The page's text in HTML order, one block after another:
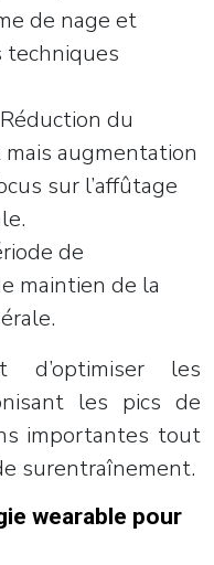
de nage et
techniques
du
augmentation
sur l’affûtage
de
maintien de la
d’optimiser les
les pics de
importantes tout
surentraînement.
wearable pour